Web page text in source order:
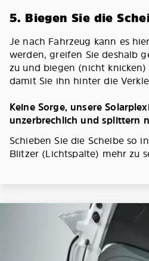
5. Biegen Sie die
Je nach Fahrzeug kann es
werden, greifen Sie deshalb
zu und biegen (nicht knicken)
damit Sie ihn hinter die
Keine Sorge, unsere
unzerbrechlich und splittern
Schieben Sie die Scheibe so
Blitzer (Lichtspalte) mehr zu